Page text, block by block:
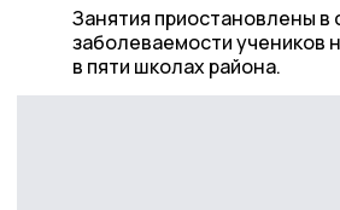
Занятия приостановлены в
заболеваемости учеников
в пяти школах района.